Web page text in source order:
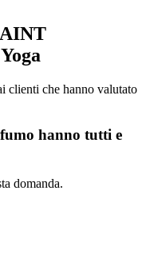
clienti che hanno valutato
hanno tutti e
domanda.